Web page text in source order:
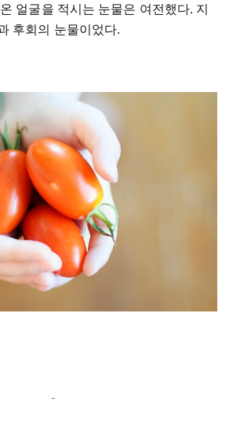
얼굴을 적시는 눈물은 여전했다. 지
후회의 눈물이었다.